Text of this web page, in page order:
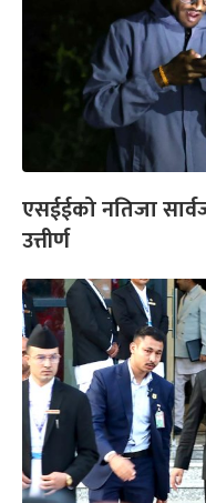
एसईईको नतिजा
उत्तीर्ण